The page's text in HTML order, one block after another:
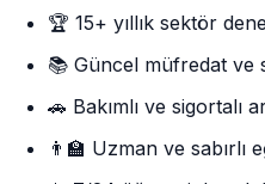
🏆 15+ yıllık sektör
📚 Güncel müfredat ve
🚗 Bakımlı ve sigortalı
👨‍🏫 Uzman ve sabırlı